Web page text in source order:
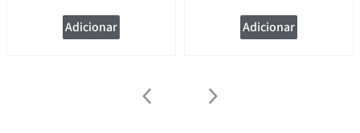
Adicionar Adicionar